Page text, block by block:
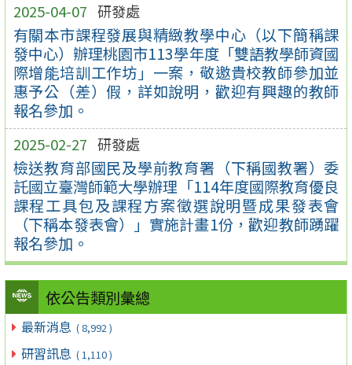
2025-04-07 研發處
有關本市課程發展與精緻教學中心（以下簡稱課
發中心）辦理桃園市113學年度「雙語教學師資國
際增能培訓工作坊」一案，敬邀貴校教師參加並
惠予公（差）假，詳如說明，歡迎有興趣的教師
報名參加。
2025-02-27 研發處
檢送教育部國民及學前教育署（下稱國教署）委
託國立臺灣師範大學辦理「114年度國際教育優良
課程工具包及課程方案徵選說明暨成果發表會
（下稱本發表會）」實施計畫1份，歡迎教師踴躍
報名參加。
依公告類別彙總
最新消息 ( 8,992 )
研習訊息 ( 1,110 )